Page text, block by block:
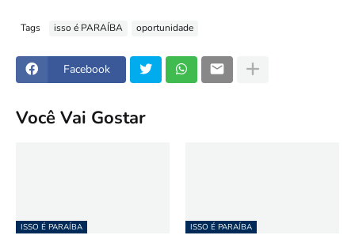
Tags isso é PARAÍBA oportunidade
Facebook
Você Vai Gostar
ISSO É PARAÍBA ISSO É PARAÍBA